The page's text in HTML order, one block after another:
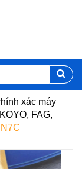
xác máy
FAG,